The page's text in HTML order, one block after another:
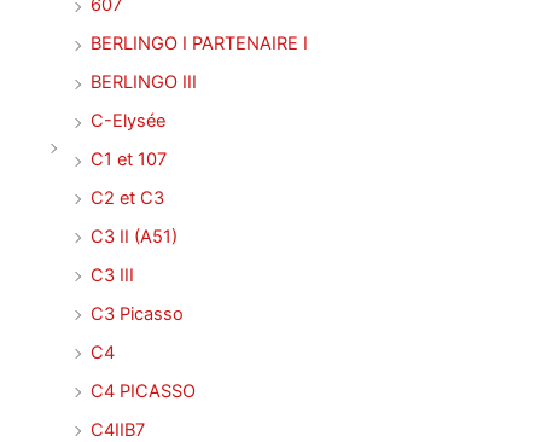
607
BERLINGO I PARTENAIRE I
BERLINGO III
C-Elysée
C1 et 107
C2 et C3
C3 II (A51)
C3 III
C3 Picasso
C4
C4 PICASSO
C4IIB7